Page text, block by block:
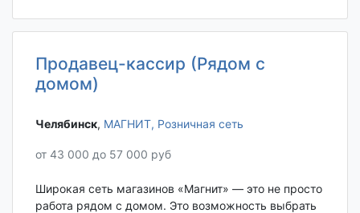
Продавец-кассир (Рядом с
домом)
Челябинск‎, МАГНИТ, Розничная сеть
от 43 000 до 57 000 руб
Широкая сеть магазинов «Магнит» — это не просто
работа рядом с домом. Это возможность выбрать